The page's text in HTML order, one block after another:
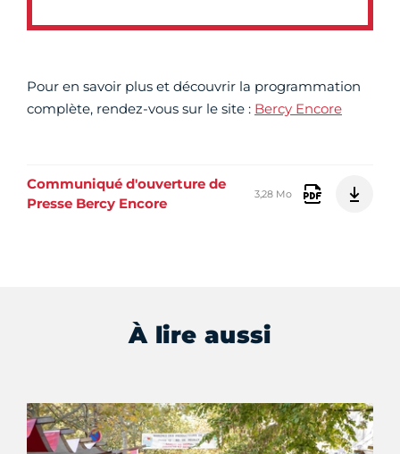
Pour en savoir plus et découvrir la programmation
complète, rendez-vous sur le site : Bercy Encore
Communiqué d'ouverture de
Presse Bercy Encore
3,28 Mo
À lire aussi